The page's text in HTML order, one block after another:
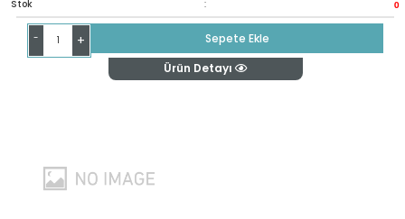
Stok : 0
- +
Sepete Ekle
Ürün Detayı